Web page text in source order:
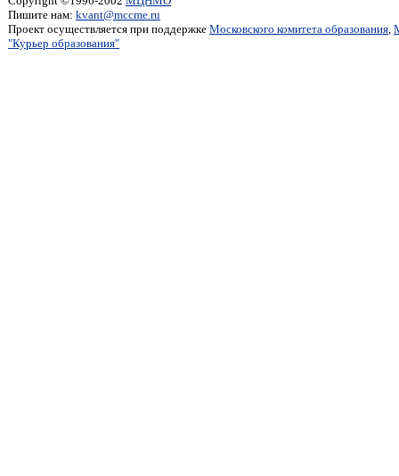
Пишите нам: kvant@mccme.ru
Проект осуществляется при поддержке Московского комитета образования,
"Курьер образования"